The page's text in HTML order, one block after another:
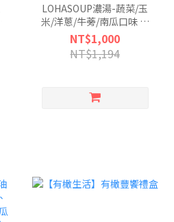
LOHASOUP濃湯-蔬菜/玉
米/洋蔥/牛蒡/南瓜口味 任
選6入組 (5包/單盒)
NT$1,000
NT$1,194